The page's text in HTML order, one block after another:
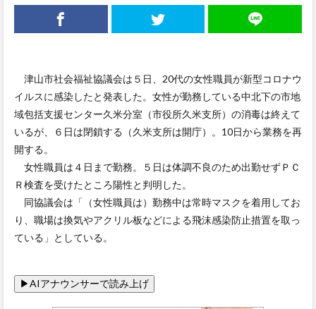
津山市社会福祉協議会は５日、20代の女性職員が新型コロナウ
イルスに感染したと発表した。女性が勤務している中北下の市地
域包括支援センター久米分室（市役所久米支所）の消毒は終えて
いるが、６日は閉鎖する（久米支所は開庁）。10日から業務を再
開する。
女性職員は４日まで勤務。５日は体調不良のため出勤せずＰＣ
Ｒ検査を受けたところ陽性と判明した。
同協議会は「（女性職員は）勤務中は常時マスクを着用してお
り、職場は換気やアクリル板などによる飛沫感染防止措置を取っ
ている」としている。